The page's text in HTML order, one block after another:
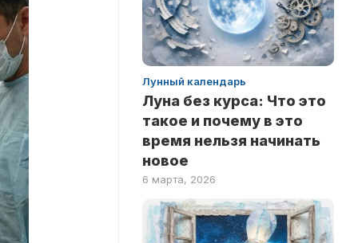
Лунный календарь
Луна без курса: Что это
такое и почему в это
время нельзя начинать
новое
6 марта, 2026